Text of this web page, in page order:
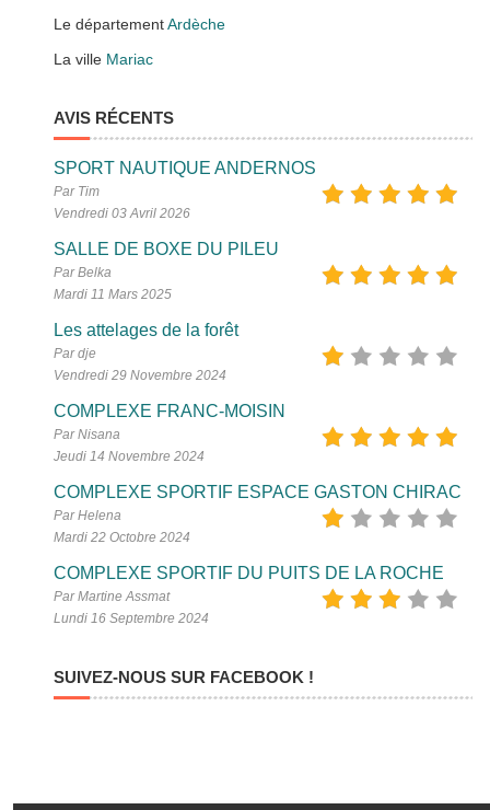
Le départementArdèche
La ville Mariac
AVIS RÉCENTS
SPORT NAUTIQUE ANDERNOS
Par Tim
Vendredi 03 Avril 2026
SALLE DE BOXE DU PILEU
Par Belka
Mardi 11 Mars 2025
Les attelages de la forêt
Par dje
Vendredi 29 Novembre 2024
COMPLEXE FRANC-MOISIN
Par Nisana
Jeudi 14 Novembre 2024
COMPLEXE SPORTIF ESPACE GASTON CHIRAC
Par Helena
Mardi 22 Octobre 2024
COMPLEXE SPORTIF DU PUITS DE LA ROCHE
Par Martine Assmat
Lundi 16 Septembre 2024
SUIVEZ-NOUS SUR FACEBOOK !